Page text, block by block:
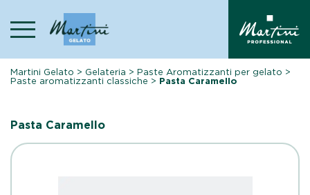
content
Martini Gelato > Gelateria >Paste Aromatizzanti per gelato >
Paste aromatizzanti classiche > Pasta Caramello
Pasta Caramello